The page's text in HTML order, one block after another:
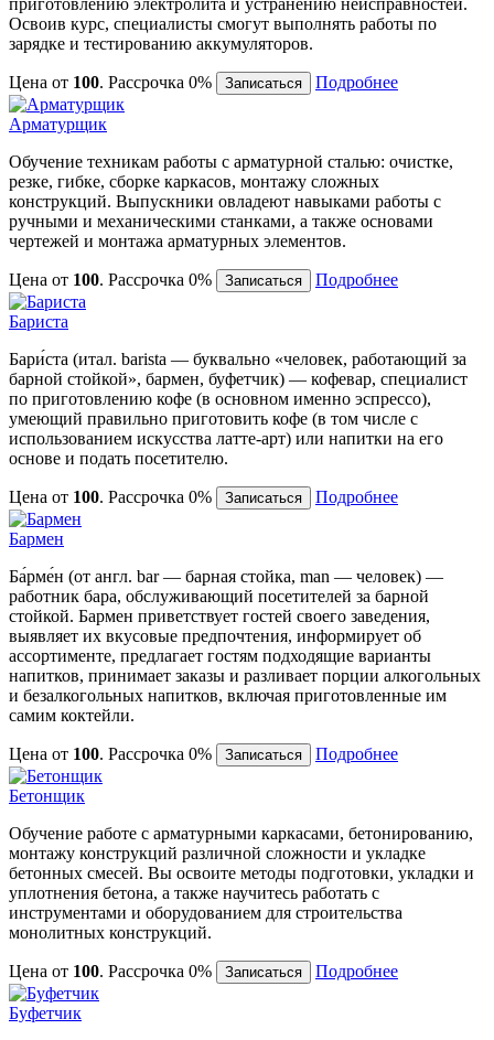
приготовлению электролита и устранению неисправностей.
Освоив курс, специалисты смогут выполнять работы по
зарядке и тестированию аккумуляторов.
Цена от 100. Рассрочка 0% Записаться Подробнее
Арматурщик
Обучение техникам работы с арматурной сталью: очистке,
резке, гибке, сборке каркасов, монтажу сложных
конструкций. Выпускники овладеют навыками работы с
ручными и механическими станками, а также основами
чертежей и монтажа арматурных элементов.
Цена от 100. Рассрочка 0% Записаться Подробнее
Бариста
Бари́ста (итал. barista — буквально «человек, работающий за
барной стойкой», бармен, буфетчик) — кофевар, специалист
по приготовлению кофе (в основном именно эспрессо),
умеющий правильно приготовить кофе (в том числе с
использованием искусства латте-арт) или напитки на его
основе и подать посетителю.
Цена от 100. Рассрочка 0% Записаться Подробнее
Бармен
Ба́рме́н (от англ. bar — барная стойка, man — человек) —
работник бара, обслуживающий посетителей за барной
стойкой. Бармен приветствует гостей своего заведения,
выявляет их вкусовые предпочтения, информирует об
ассортименте, предлагает гостям подходящие варианты
напитков, принимает заказы и разливает порции алкогольных
и безалкогольных напитков, включая приготовленные им
самим коктейли.
Цена от 100. Рассрочка 0% Записаться Подробнее
Бетонщик
Обучение работе с арматурными каркасами, бетонированию,
монтажу конструкций различной сложности и укладке
бетонных смесей. Вы освоите методы подготовки, укладки и
уплотнения бетона, а также научитесь работать с
инструментами и оборудованием для строительства
монолитных конструкций.
Цена от 100. Рассрочка 0% Записаться Подробнее
Буфетчик